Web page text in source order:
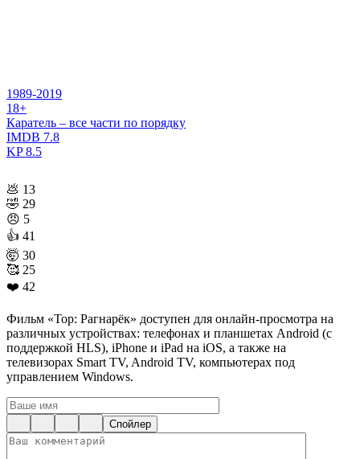
1989-2019
18+
Каратель – все части по порядку
IMDB 7.8
KP8.5
💩 13
🤣 29
😠 5
👍 41
🤯 30
🥰 25
❤️ 42
Фильм «Тор: Рагнарёк» доступен для онлайн-просмотра на
различных устройствах: телефонах и планшетах Android (с
поддержкой HLS), iPhone и iPad на iOS, а также на
телевизорах Smart TV, Android TV, компьютерах под
управлением Windows.
Спойлер